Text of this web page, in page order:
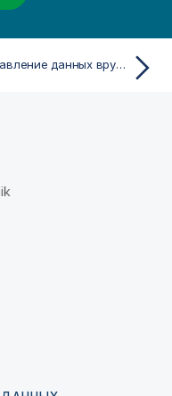
Добавление данных вручную